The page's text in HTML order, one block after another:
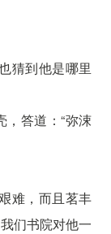
猜到他是哪里
，答道：“弥涑
难，而且茗丰
们书院对他一